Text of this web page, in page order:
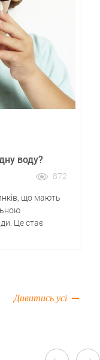
воду?
872
що мають
Це стає
застосуванням
Дивитись усі